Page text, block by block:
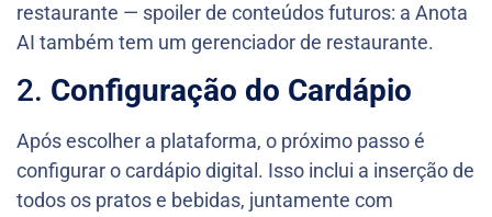
restaurante — spoiler de conteúdos futuros: a Anota
AI também tem um gerenciador de restaurante.
2. Configuração do Cardápio
Após escolher a plataforma, o próximo passo é
configurar o cardápio digital. Isso inclui a inserção de
todos os pratos e bebidas, juntamente com